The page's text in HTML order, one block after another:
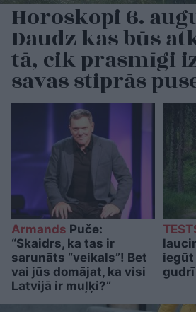
Horoskopi 6.
Daudz kas būs
tā, cik prasmīgi
savas stiprās
Armands Puče:
“Skaidrs, ka tas ir
sarunāts “veikals”! Bet
vai jūs domājat, ka visi
Latvijā ir muļķi?”
iegūt